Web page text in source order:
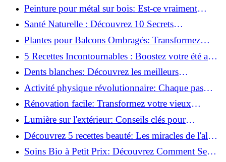
Peinture pour métal sur bois: Est-ce vraiment
possible?
Santé Naturelle : Découvrez 10 Secrets
Incontournables pour un Bien-être Optimal!
Plantes pour Balcons Ombragés: Transformez
votre Terrasse en Oasis Verte!
5 Recettes Incontournables : Boostez votre été avec
des huiles essentielles!
Dents blanches: Découvrez les meilleurs
ingrédients naturels!
Activité physique révolutionnaire: Chaque pas
compte pour votre santé!
Rénovation facile: Transformez votre vieux
parquet irrégulier en un clin d'œil!
Lumière sur l'extérieur: Conseils clés pour
concevoir et installer votre éclairage!
Découvrez 5 recettes beauté: Les miracles de l'aloe
vera pour votre peau!
Soins Bio à Petit Prix: Découvrez Comment Se